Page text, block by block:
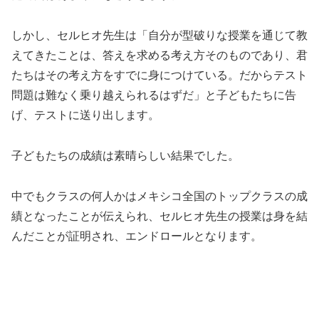
しかし、セルヒオ先生は「自分が型破りな授業を通じて教
えてきたことは、答えを求める考え方そのものであり、君
たちはその考え方をすでに身につけている。だからテスト
問題は難なく乗り越えられるはずだ」と子どもたちに告
げ、テストに送り出します。
子どもたちの成績は素晴らしい結果でした。
中でもクラスの何人かはメキシコ全国のトップクラスの成
績となったことが伝えられ、セルヒオ先生の授業は身を結
んだことが証明され、エンドロールとなります。